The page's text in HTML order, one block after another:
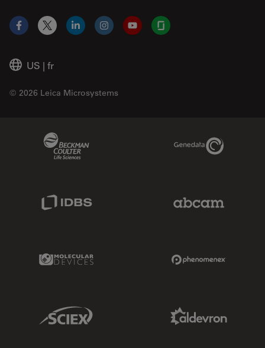
US | fr
© 2026 Leica Microsystems
Facebook
X LinkedInInstagramYouTubeGlassdoor
Genedata Link
IDBS Link
Molecular Devices Link
Sciex Link